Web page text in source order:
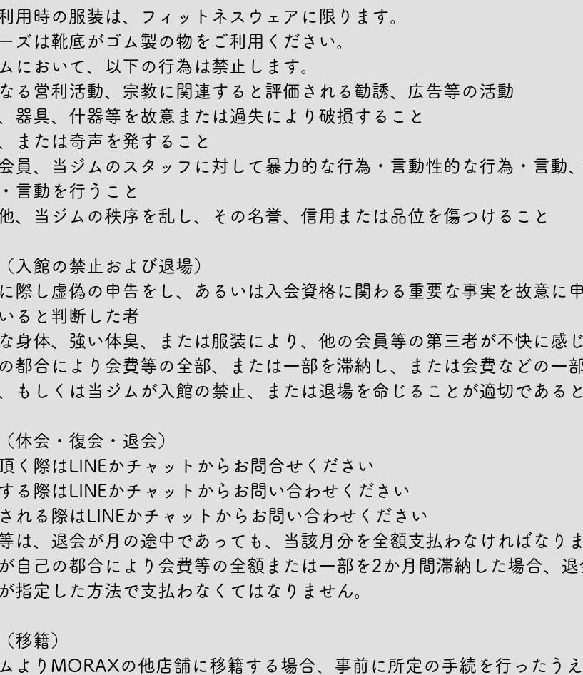
用時の服装は、フィットネスウェアに限ります。
ズは靴底がゴム製の物をご利用ください。
において、以下の行為は禁止します。
る営利活動、宗教に関連すると評価される勧誘、広告等の活動
器具、什器等を故意または過失により破損すること
または奇声を発すること
員、当ジムのスタッフに対して暴力的な行為・言動性的な行為・言動
言動を行うこと
、当ジムの秩序を乱し、その名誉、信用または品位を傷つけること
入館の禁止および退場）
際し虚偽の申告をし、あるいは入会資格に関わる重要な事実を故意に
ると判断した者
身体、強い体臭、または服装により、他の会員等の第三者が不快に感
都合により会費等の全部、または一部を滞納し、または会費などの一
もしくは当ジムが入館の禁止、または退場を命じることが適切である
休会・復会・退会）
く際はLINEかチャットからお問合せください
る際はLINEかチャットからお問い合わせください
れる際はLINEかチャットからお問い合わせください
は、退会が月の途中であっても、当該月分を全額支払わなければなりま
自己の都合により会費等の全額または一部を2か月間滞納した場合、
指定した方法で支払わなくてはなりません。
移籍）
よりMORAXの他店舗に移籍する場合、事前に所定の手続を行ったう